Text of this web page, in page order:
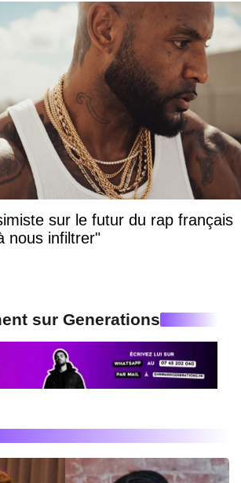
sur le futur du rap français
nous infiltrer"
sur Generations